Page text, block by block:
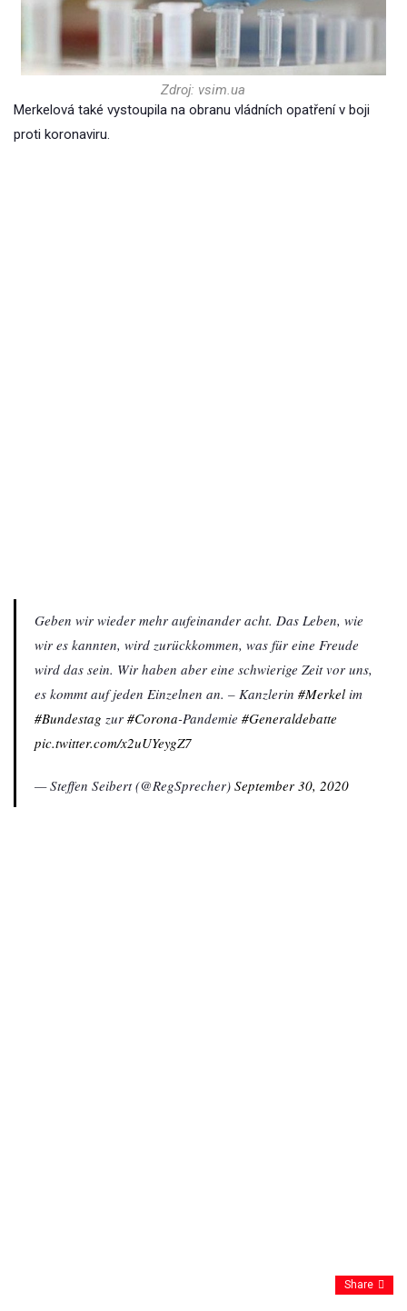
Zdroj: vsim.ua
Merkelová také vystoupila na obranu vládních opatření v boji
proti koronaviru.
Geben wir wieder mehr aufeinander acht. Das Leben, wie
wir es kannten, wird zurückkommen, was für eine Freude
wird das sein. Wir haben aber eine schwierige Zeit vor uns,
es kommt auf jeden Einzelnen an. – Kanzlerin #Merkel im
#Bundestag zur #Corona-Pandemie #Generaldebatte
pic.twitter.com/x2uUYeygZ7
— Steffen Seibert (@RegSprecher) September 30, 2020
Share